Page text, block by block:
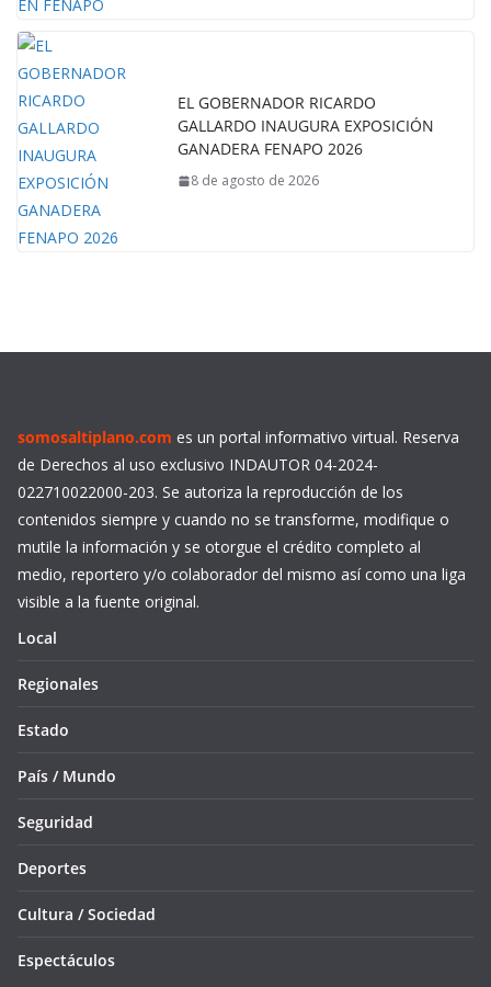
EL GOBERNADOR RICARDO
GALLARDO INAUGURA EXPOSICIÓN
GANADERA FENAPO 2026
8 de agosto de 2026
somosaltiplano.com es un portal informativo virtual. Reserva
de Derechos al uso exclusivo INDAUTOR 04-2024-
022710022000-203. Se autoriza la reproducción de los
contenidos siempre y cuando no se transforme, modifique o
mutile la información y se otorgue el crédito completo al
medio, reportero y/o colaborador del mismo así como una liga
visible a la fuente original.
Local
Regionales
Estado
País / Mundo
Seguridad
Deportes
Cultura / Sociedad
Espectáculos